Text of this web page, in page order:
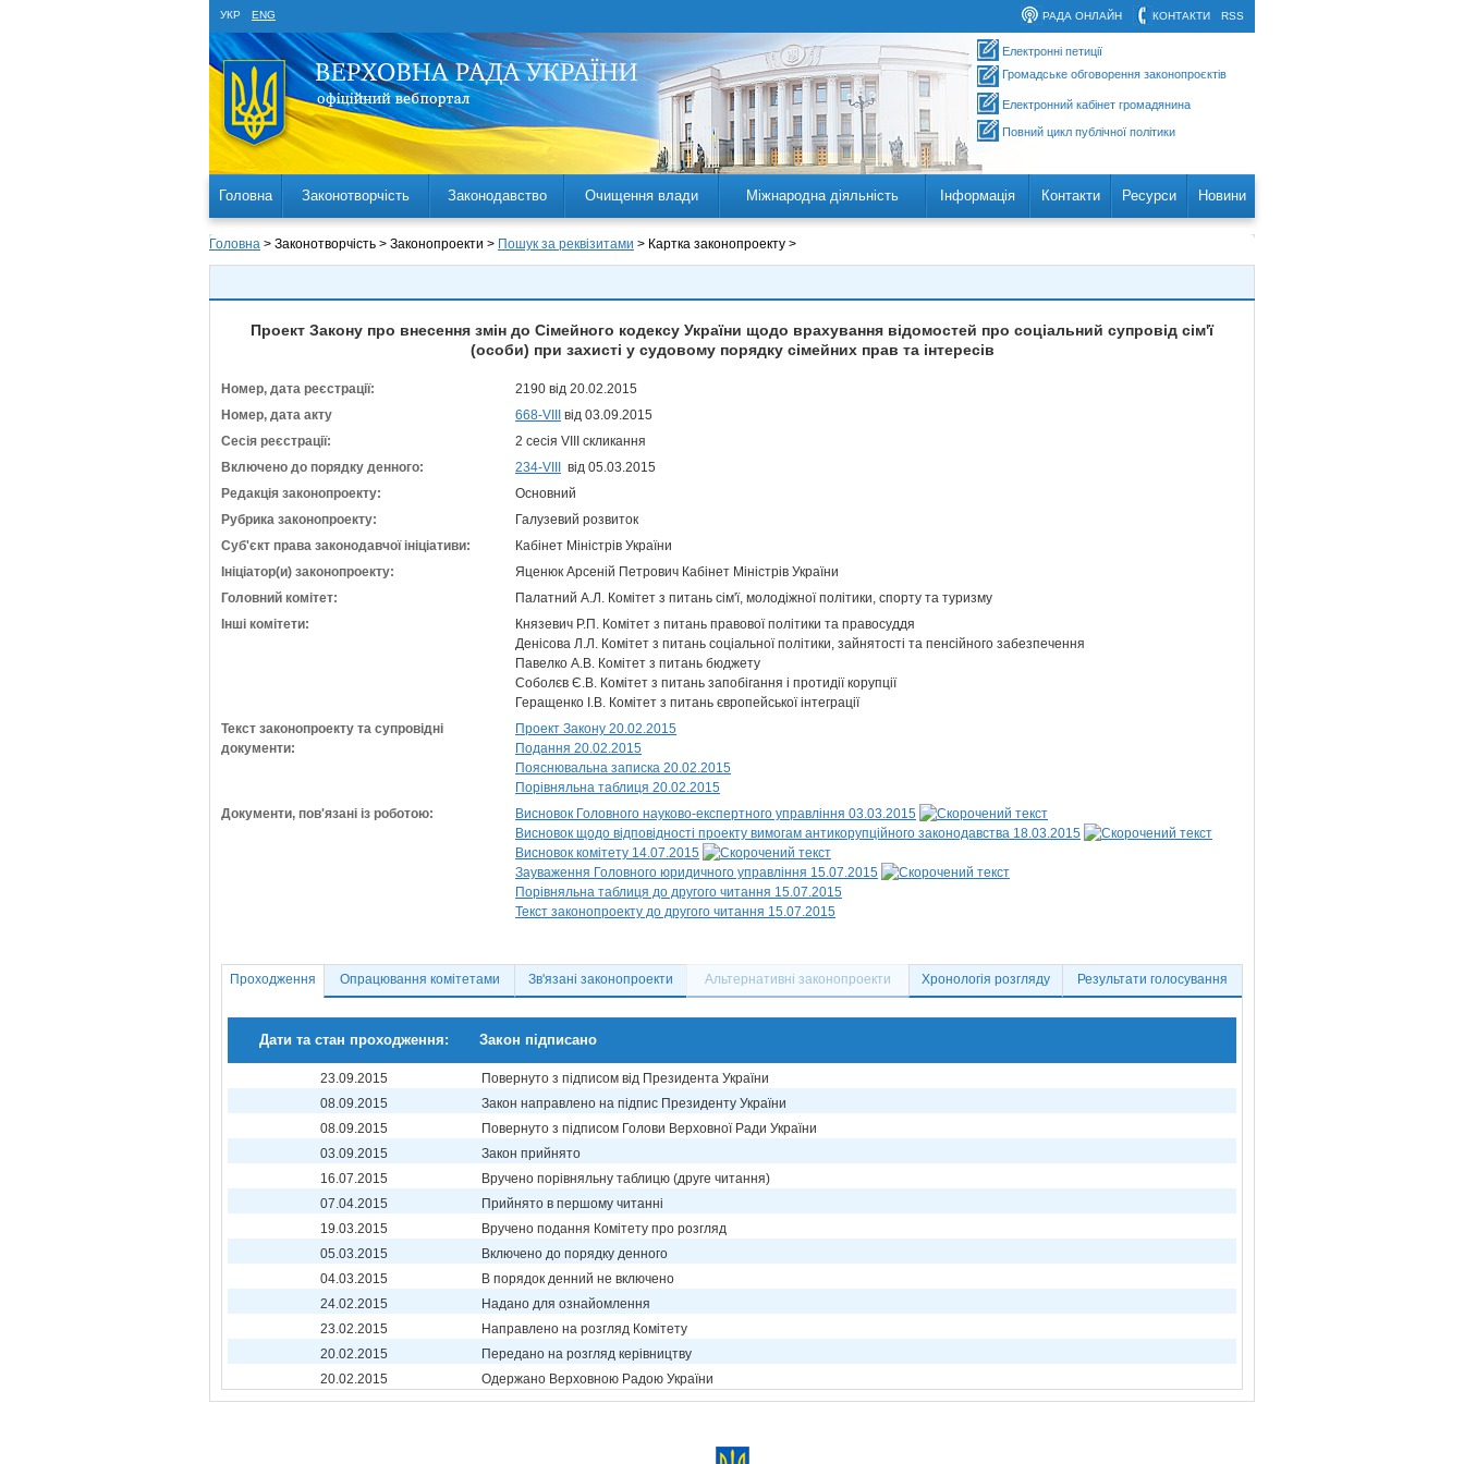
УКР ENG RSS
КОНТАКТИ
РАДА ОНЛАЙН
Електронні петиції
Громадське обговорення законопроєктів
Електронний кабінет громадянина
Повний цикл публічної політики
Головна Законотворчість Законодавство Очищення влади Міжнародна діяльність Інформація Контакти Ресурси Новини
Головна > Законотворчість > Законопроекти > Пошук за реквізитами > Картка законопроекту >
Проект Закону про внесення змін до Сімейного кодексу України щодо врахування відомостей про соціальний супровід сім'ї
(особи) при захисті у судовому порядку сімейних прав та інтересів
Номер, дата реєстрації:
2190 від 20.02.2015
Номер, дата акту
668-VIII
від 03.09.2015
Сесія реєстрації:
2 сесія VIII скликання
Включено до порядку денного:
234-VIII
від 05.03.2015
Редакція законопроекту:
Основний
Рубрика законопроекту:
Галузевий розвиток
Суб'єкт права законодавчої ініціативи:
Кабінет Міністрів України
Ініціатор(и) законопроекту:
Яценюк Арсеній Петрович Кабінет Міністрів України
Головний комітет:
Палатний А.Л. Комітет з питань сім'ї, молодіжної політики, спорту та туризму
Інші комітети:
Князевич Р.П. Комітет з питань правової політики та правосуддя
Денісова Л.Л. Комітет з питань соціальної політики, зайнятості та пенсійного забезпечення
Павелко А.В. Комітет з питань бюджету
Соболєв Є.В. Комітет з питань запобігання і протидії корупції
Геращенко І.В. Комітет з питань європейської інтеграції
Текст законопроекту та супровідні
документи:
Проект Закону 20.02.2015
Подання 20.02.2015
Пояснювальна записка 20.02.2015
Порівняльна таблиця 20.02.2015
Документи, пов'язані із роботою:
Висновок Головного науково-експертного управління 03.03.2015
Висновок щодо відповідності проекту вимогам антикорупційного законодавства 18.03.2015
Висновок комітету 14.07.2015
Зауваження Головного юридичного управління 15.07.2015
Порівняльна таблиця до другого читання 15.07.2015
Текст законопроекту до другого читання 15.07.2015
Проходження Опрацювання комітетами Зв'язані законопроекти Альтернативні законопроекти Хронологія розгляду Результати голосування
Дати та стан проходження: Закон підписано
23.09.2015
Повернуто з підписом від Президента України
08.09.2015
Закон направлено на підпис Президенту України
08.09.2015
Повернуто з підписом Голови Верховної Ради України
03.09.2015
Закон прийнято
16.07.2015
Вручено порівняльну таблицю (друге читання)
07.04.2015
Прийнято в першому читанні
19.03.2015
Вручено подання Комітету про розгляд
05.03.2015
Включено до порядку денного
04.03.2015
В порядок денний не включено
24.02.2015
Надано для ознайомлення
23.02.2015
Направлено на розгляд Комітету
20.02.2015
Передано на розгляд керівництву
20.02.2015
Одержано Верховною Радою України